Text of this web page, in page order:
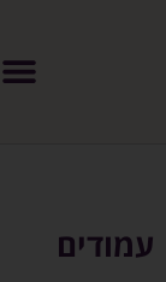
עמודים